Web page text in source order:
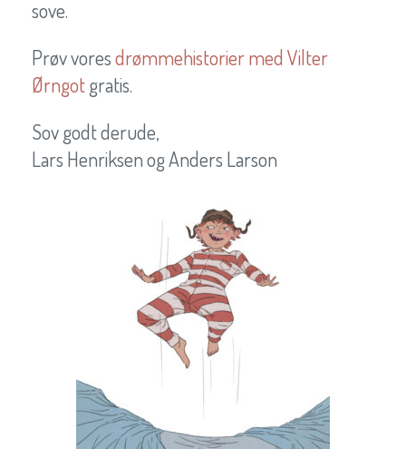
sove.
Prøv voresdrømmehistorier med Vilter
Ørngotgratis.
Sov godt derude,
Lars Henriksen og Anders Larson